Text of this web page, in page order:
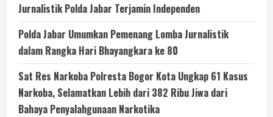
Jurnalistik Polda Jabar Terjamin Independen
Polda Jabar Umumkan Pemenang Lomba Jurnalistik
dalam Rangka Hari Bhayangkara ke 80
Sat Res Narkoba Polresta Bogor Kota Ungkap 61 Kasus
Narkoba, Selamatkan Lebih dari 382 Ribu Jiwa dari
Bahaya Penyalahgunaan Narkotika